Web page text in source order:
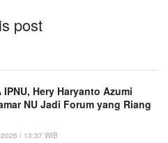
post
Hery Haryanto Azumi
NU Jadi Forum yang Riang
/ 13:37 WIB